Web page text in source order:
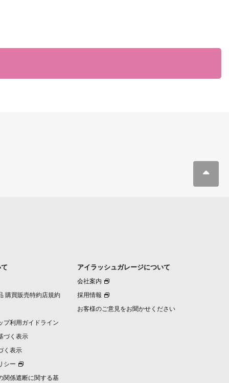
購買販売特約店規約
プ利用ガイドライン
づく表示
く表示
シー
関係遮断に関する基
アイラッシュガレージについて
会社案内
採用情報
お客様のご意見をお聞かせください